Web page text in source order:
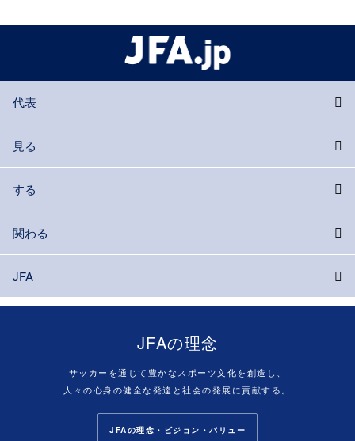
代表
見る
する
関わる
JFA
JFAの理念
サッカーを通じて豊かなスポーツ文化を創造し、
人々の心身の健全な発達と社会の発展に貢献する。
JFAの理念・ビジョン・バリュー